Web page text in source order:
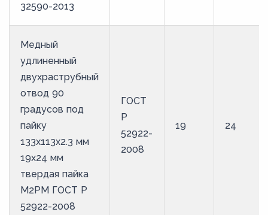
32590-2013
Медный
удлиненный
двухраструбный
отвод 90
градусов под
пайку
133х113х2.3 мм
19х24 мм
твердая пайка
М2РМ ГОСТ Р
52922-2008
ГОСТ
Р
52922-
2008
19 24